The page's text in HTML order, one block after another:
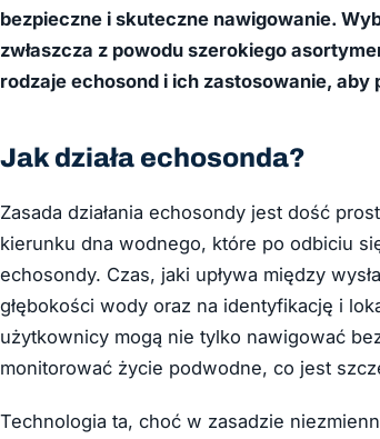
bezpieczne i skuteczne nawigowanie.
zwłaszcza z powodu szerokiego
rodzaje echosond i ich zastosowanie,
Jak działa echosonda?
Zasada działania echosondy jest dość
kierunku dna wodnego, które po odbiciu
echosondy. Czas, jaki upływa między
głębokości wody oraz na identyfikację i
użytkownicy mogą nie tylko nawigować
monitorować życie podwodne, co jest
Technologia ta, choć w zasadzie